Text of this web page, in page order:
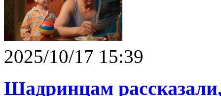
2025/10/17 15:39
Шадринцам